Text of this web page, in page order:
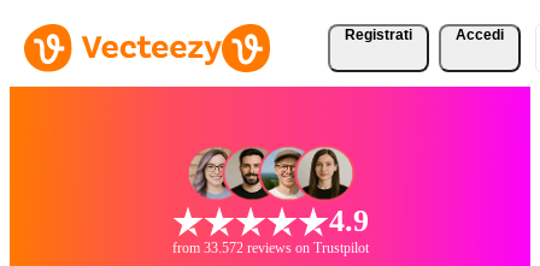
Registrati Accedi
4.9
from 33.572 reviews on Trustpilot